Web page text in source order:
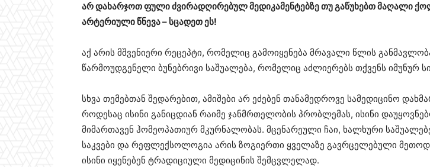
არ დახარჯოთ ფული ძვირადღირებულ მედიკამენტებზე თუ გაწუხებთ მაღალი
არტერიული წნევა – სცადეთ ეს!
აქ არის მშვენიერი რეცეპტი, რომელიც გამოიყენება მრავალი წლის
წარმოუდგენელი ბუნებრივი საშუალება, რომელიც აძლიერებს თქვენს იმუნურ
სხვა თემებთან შედარებით, ამიშები არ ეძებენ თანამედროვე სამედიცინო
როდესაც ისინი განიცდიან რაიმე ჯანმრთელობის პრობლემას, ისინი
მიმართავენ ჰომეოპათიურ მკურნალობას. მცენარეული ჩაი, ხალხური
საკვები და რეფლექსოლოგია არის ზოგიერთი ყველაზე გავრცელებული
ისინი იყენებენ ტრადიციული მედიცინის შემცვლელად.